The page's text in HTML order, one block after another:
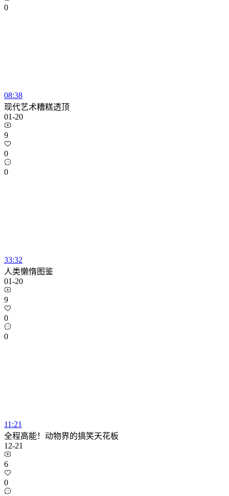
0
08:38
现代艺术糟糕透顶
01-20
9
0
0
33:32
人类懒惰图鉴
01-20
9
0
0
11:21
全程高能！动物界的搞笑天花板
12-21
6
0